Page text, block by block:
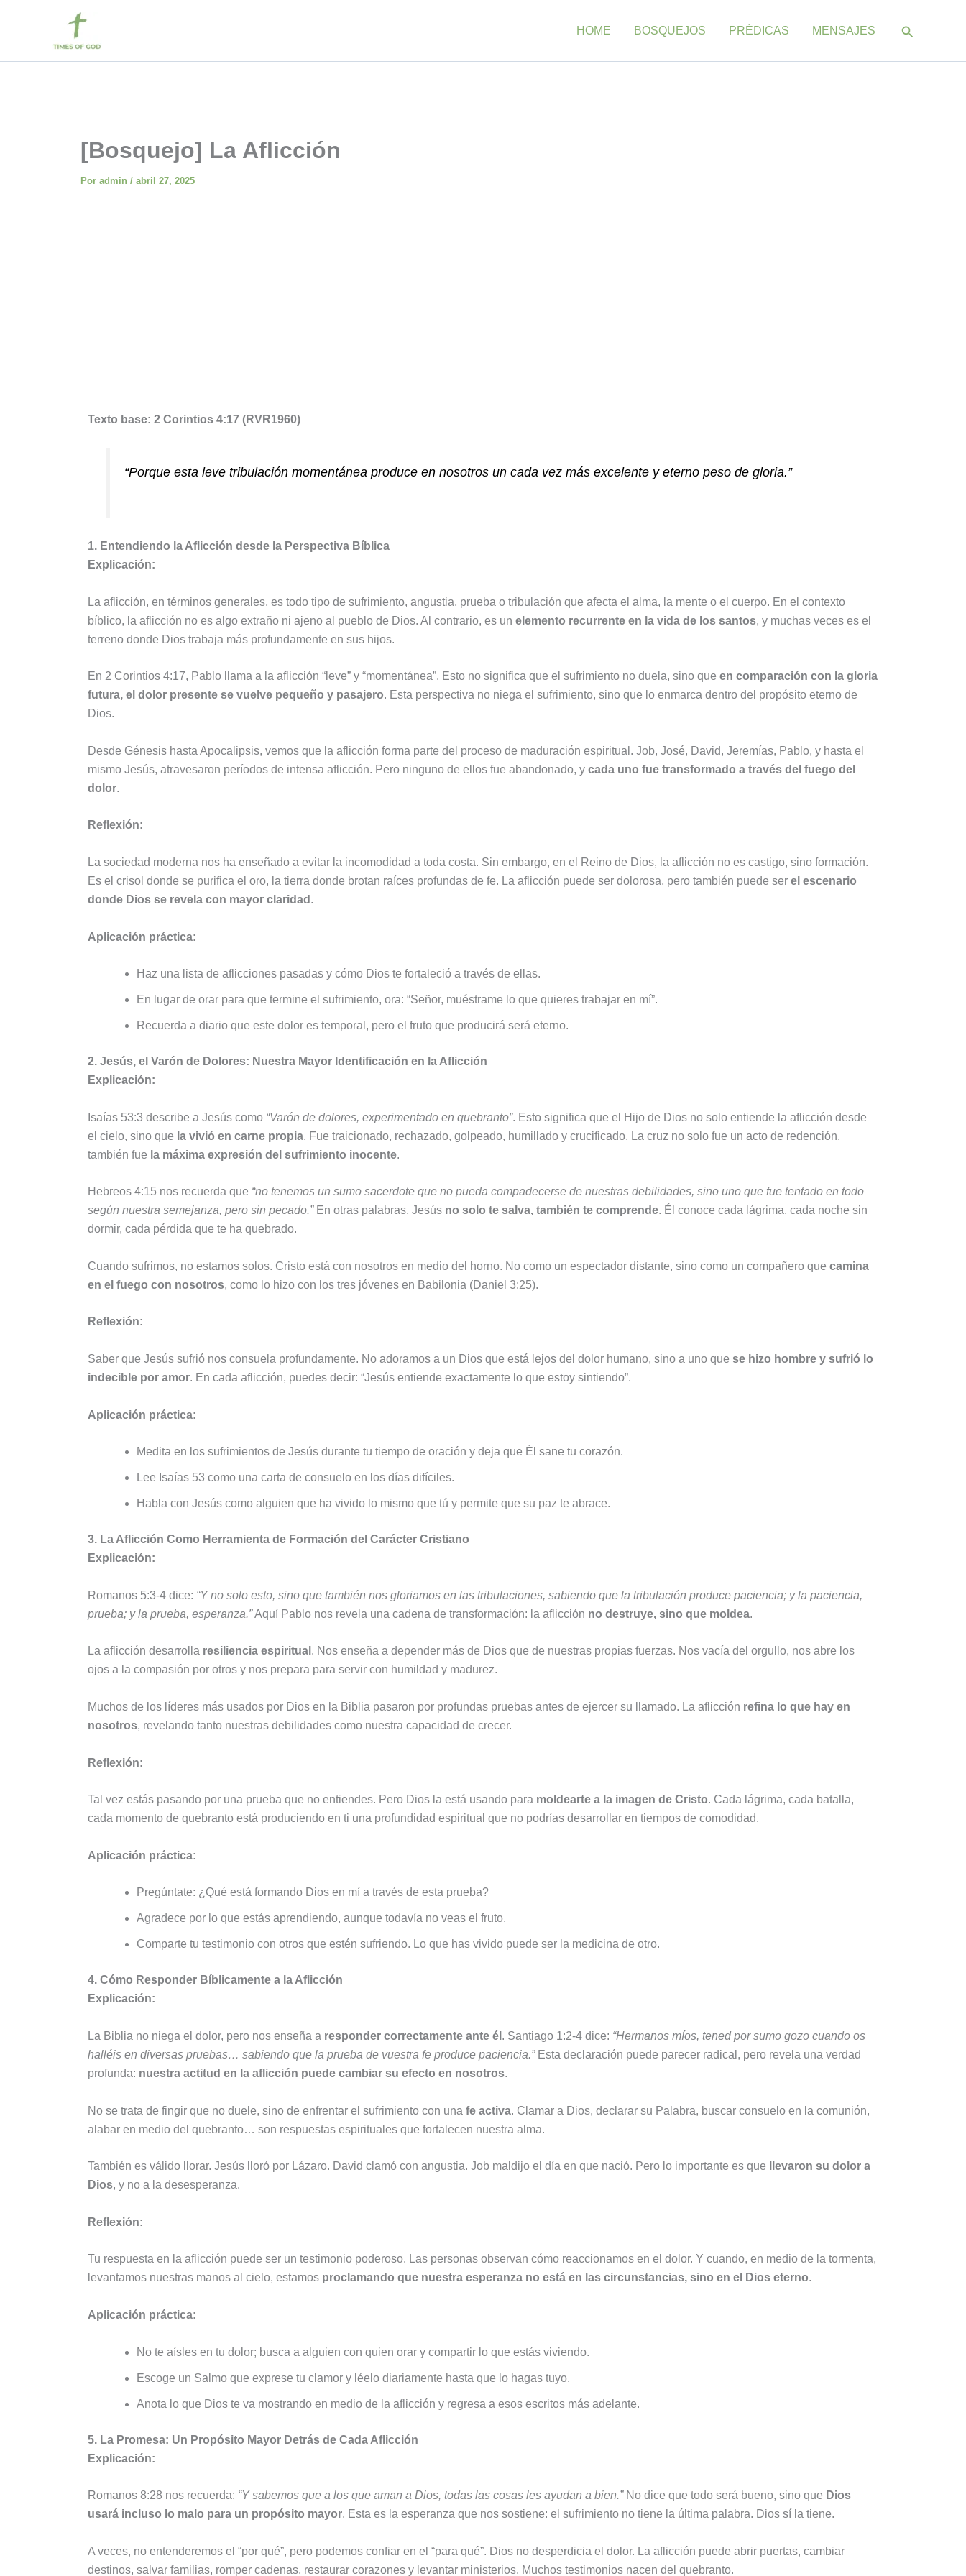
HOME BOSQUEJOS PRÉDICAS MENSAJES Buscar
[Bosquejo] La Aflicción
Por admin / abril 27, 2025
Texto base: 2 Corintios 4:17 (RVR1960)
“Porque esta leve tribulación momentánea produce en nosotros un cada vez más excelente y eterno peso de gloria.”
1. Entendiendo la Aflicción desde la Perspectiva Bíblica
Explicación:
La aflicción, en términos generales, es todo tipo de sufrimiento, angustia, prueba o tribulación que afecta el alma, la mente o el cuerpo. En el contexto
bíblico, la aflicción no es algo extraño ni ajeno al pueblo de Dios. Al contrario, es un elemento recurrente en la vida de los santos, y muchas veces es el
terreno donde Dios trabaja más profundamente en sus hijos.
En 2 Corintios 4:17, Pablo llama a la aflicción “leve” y “momentánea”. Esto no significa que el sufrimiento no duela, sino que en comparación con la gloria
futura, el dolor presente se vuelve pequeño y pasajero. Esta perspectiva no niega el sufrimiento, sino que lo enmarca dentro del propósito eterno de
Dios.
Desde Génesis hasta Apocalipsis, vemos que la aflicción forma parte del proceso de maduración espiritual. Job, José, David, Jeremías, Pablo, y hasta el
mismo Jesús, atravesaron períodos de intensa aflicción. Pero ninguno de ellos fue abandonado, y cada uno fue transformado a través del fuego del
dolor.
Reflexión:
La sociedad moderna nos ha enseñado a evitar la incomodidad a toda costa. Sin embargo, en el Reino de Dios, la aflicción no es castigo, sino formación.
Es el crisol donde se purifica el oro, la tierra donde brotan raíces profundas de fe. La aflicción puede ser dolorosa, pero también puede ser el escenario
donde Dios se revela con mayor claridad .
Aplicación práctica:
Haz una lista de aflicciones pasadas y cómo Dios te fortaleció a través de ellas.
En lugar de orar para que termine el sufrimiento, ora: “Señor, muéstrame lo que quieres trabajar en mí”.
Recuerda a diario que este dolor es temporal, pero el fruto que producirá será eterno.
2. Jesús, el Varón de Dolores: Nuestra Mayor Identificación en la Aflicción
Explicación:
Isaías 53:3 describe a Jesús como “Varón de dolores, experimentado en quebranto”. Esto significa que el Hijo de Dios no solo entiende la aflicción desde
el cielo, sino que la vivió en carne propia. Fue traicionado, rechazado, golpeado, humillado y crucificado. La cruz no solo fue un acto de redención,
también fue la máxima expresión del sufrimiento inocente.
Hebreos 4:15 nos recuerda que “no tenemos un sumo sacerdote que no pueda compadecerse de nuestras debilidades, sino uno que fue tentado en todo
según nuestra semejanza, pero sin pecado.”En otras palabras, Jesús no solo te salva, también te comprende. Él conoce cada lágrima, cada noche sin
dormir, cada pérdida que te ha quebrado.
Cuando sufrimos, no estamos solos. Cristo está con nosotros en medio del horno. No como un espectador distante, sino como un compañero que camina
en el fuego con nosotros, como lo hizo con los tres jóvenes en Babilonia (Daniel 3:25).
Reflexión:
Saber que Jesús sufrió nos consuela profundamente. No adoramos a un Dios que está lejos del dolor humano, sino a uno que se hizo hombre y sufrió lo
indecible por amor. En cada aflicción, puedes decir: “Jesús entiende exactamente lo que estoy sintiendo”.
Aplicación práctica:
Medita en los sufrimientos de Jesús durante tu tiempo de oración y deja que Él sane tu corazón.
Lee Isaías 53 como una carta de consuelo en los días difíciles.
Habla con Jesús como alguien que ha vivido lo mismo que tú y permite que su paz te abrace.
3. La Aflicción Como Herramienta de Formación del Carácter Cristiano
Explicación:
Romanos 5:3-4 dice: “Y no solo esto, sino que también nos gloriamos en las tribulaciones, sabiendo que la tribulación produce paciencia; y la paciencia,
prueba; y la prueba, esperanza.”Aquí Pablo nos revela una cadena de transformación: la aflicción no destruye, sino que moldea.
La aflicción desarrolla resiliencia espiritual . Nos enseña a depender más de Dios que de nuestras propias fuerzas. Nos vacía del orgullo, nos abre los
ojos a la compasión por otros y nos prepara para servir con humildad y madurez.
Muchos de los líderes más usados por Dios en la Biblia pasaron por profundas pruebas antes de ejercer su llamado. La aflicción refina lo que hay en
nosotros, revelando tanto nuestras debilidades como nuestra capacidad de crecer.
Reflexión:
Tal vez estás pasando por una prueba que no entiendes. Pero Dios la está usando para moldearte a la imagen de Cristo. Cada lágrima, cada batalla,
cada momento de quebranto está produciendo en ti una profundidad espiritual que no podrías desarrollar en tiempos de comodidad.
Aplicación práctica:
Pregúntate: ¿Qué está formando Dios en mí a través de esta prueba?
Agradece por lo que estás aprendiendo, aunque todavía no veas el fruto.
Comparte tu testimonio con otros que estén sufriendo. Lo que has vivido puede ser la medicina de otro.
4. Cómo Responder Bíblicamente a la Aflicción
Explicación:
La Biblia no niega el dolor, pero nos enseña a responder correctamente ante él . Santiago 1:2-4 dice: “Hermanos míos, tened por sumo gozo cuando os
halléis en diversas pruebas… sabiendo que la prueba de vuestra fe produce paciencia.”Esta declaración puede parecer radical, pero revela una verdad
profunda: nuestra actitud en la aflicción puede cambiar su efecto en nosotros.
No se trata de fingir que no duele, sino de enfrentar el sufrimiento con una fe activa. Clamar a Dios, declarar su Palabra, buscar consuelo en la comunión,
alabar en medio del quebranto… son respuestas espirituales que fortalecen nuestra alma.
También es válido llorar. Jesús lloró por Lázaro. David clamó con angustia. Job maldijo el día en que nació. Pero lo importante es que
llevaron su dolor a
Dios, y no a la desesperanza.
Reflexión:
Tu respuesta en la aflicción puede ser un testimonio poderoso. Las personas observan cómo reaccionamos en el dolor. Y cuando, en medio de la tormenta,
levantamos nuestras manos al cielo, estamos proclamando que nuestra esperanza no está en las circunstancias, sino en el Dios eterno.
Aplicación práctica:
No te aísles en tu dolor; busca a alguien con quien orar y compartir lo que estás viviendo.
Escoge un Salmo que exprese tu clamor y léelo diariamente hasta que lo hagas tuyo.
Anota lo que Dios te va mostrando en medio de la aflicción y regresa a esos escritos más adelante.
5. La Promesa: Un Propósito Mayor Detrás de Cada Aflicción
Explicación:
Romanos 8:28 nos recuerda: “Y sabemos que a los que aman a Dios, todas las cosas les ayudan a bien.”No dice que todo será bueno, sino que Dios
usará incluso lo malo para un propósito mayor. Esta es la esperanza que nos sostiene: el sufrimiento no tiene la última palabra. Dios sí la tiene.
A veces, no entenderemos el “por qué”, pero podemos confiar en el “para qué”. Dios no desperdicia el dolor. La aflicción puede abrir puertas, cambiar
destinos, salvar familias, romper cadenas, restaurar corazones y levantar ministerios. Muchos testimonios nacen del quebranto.